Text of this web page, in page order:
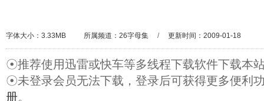
字体大小：3.33MB 所属频道： 26字母集 / 更新时间：2009-01-18
☉推荐使用迅雷或快车等多线程下载软件下载本
☉未登录会员无法下载，登录后可获得更多便利
册。